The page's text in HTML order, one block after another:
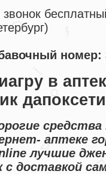
звонок
номер:
в
аптеке
лучшие
доставкой